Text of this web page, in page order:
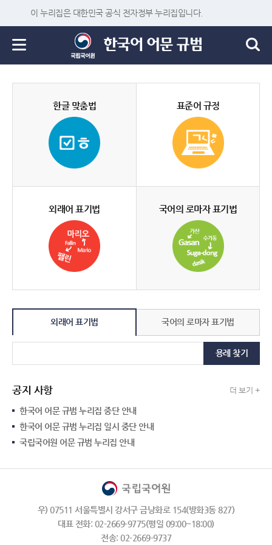
이 누리집은 대한민국 공식 전자정부 누리집입니다.
한글 맞춤법 표준어 규정
외래어 표기법 국어의 로마자 표기법
외래어 표기법 국어의 로마자 표기법
용례 찾기
공지 사항 더 보기 +
한국어 어문 규범 누리집 중단 안내
한국어 어문 규범 누리집 일시 중단 안내
국립국어원 어문 규범 누리집 안내
우) 07511 서울특별시 강서구 금낭화로 154(방화3동 827)
대표 전화: 02-2669-9775(평일 09:00~18:00)
전송: 02-2669-9737